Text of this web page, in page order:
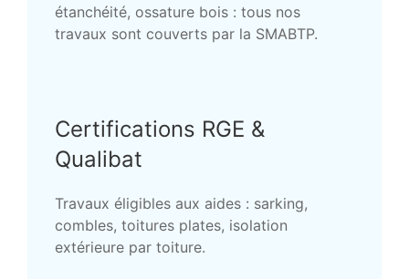
étanchéité, ossature bois : tous nos
travaux sont couverts par la SMABTP.
Certifications RGE &
Qualibat
Travaux éligibles aux aides : sarking,
combles, toitures plates, isolation
extérieure par toiture.